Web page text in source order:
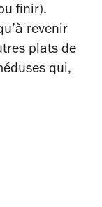
finir).
revenir
plats de
qui,